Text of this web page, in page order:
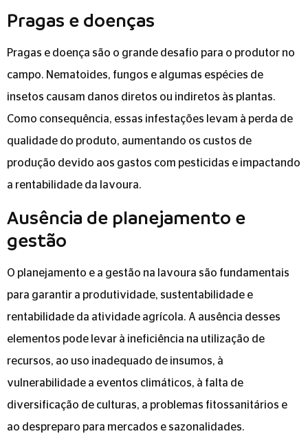
Pragas e doenças
Pragas e doença são o grande desafio para o produtor no
campo. Nematoides, fungos e algumas espécies de
insetos causam danos diretos ou indiretos às plantas.
Como consequência, essas infestações levam à perda de
qualidade do produto, aumentando os custos de
produção devido aos gastos com pesticidas e impactando
a rentabilidade da lavoura.
Ausência de planejamento e
gestão
O planejamento e a gestão na lavoura são fundamentais
para garantir a produtividade, sustentabilidade e
rentabilidade da atividade agrícola. A ausência desses
elementos pode levar à ineficiência na utilização de
recursos, ao uso inadequado de insumos, à
vulnerabilidade a eventos climáticos, à falta de
diversificação de culturas, a problemas fitossanitários e
ao despreparo para mercados e sazonalidades.